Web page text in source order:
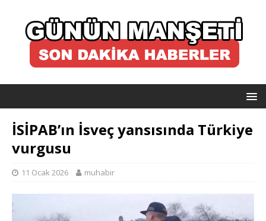
İSİPAB’ın İsveç yansısında Türkiye
vurgusu
11 Ocak 2026 muhabir